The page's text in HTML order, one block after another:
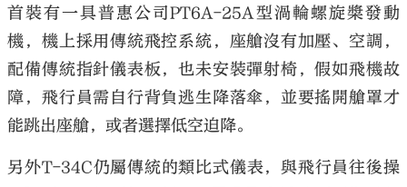
大公文匯
首裝有一具普惠公司PT6A-25A型渦輪螺旋槳發動
機，機上採用傳統飛控系統，座艙沒有加壓、空調，
配備傳統指針儀表板，也未安裝彈射椅，假如飛機故
障，飛行員需自行背負逃生降落傘，並要搖開艙罩才
能跳出座艙，或者選擇低空迫降。
另外T-34C仍屬傳統的類比式儀表，與飛行員往後操